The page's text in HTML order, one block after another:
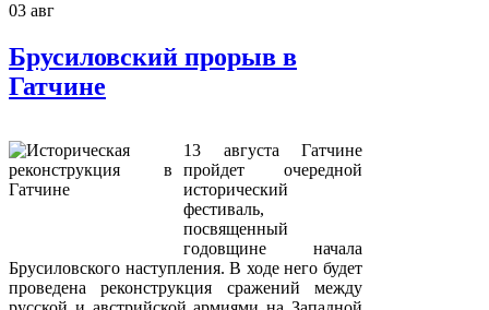
03 авг
Брусиловский прорыв в
Гатчине
13 августа Гатчине
пройдет очередной
исторический
фестиваль,
посвященный
годовщине начала
Брусиловского наступления. В ходе него будет
проведена реконструкция сражений между